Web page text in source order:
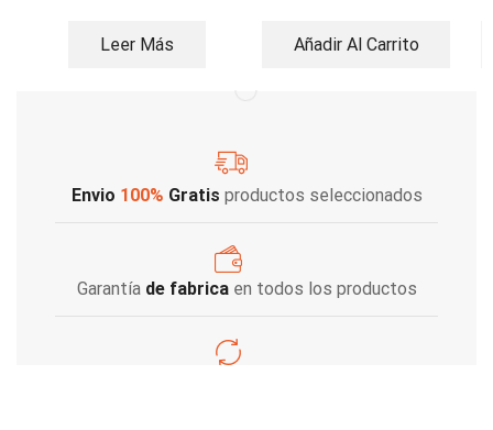
Leer Más Añadir Al Carrito
Envio 100% Gratis productos seleccionados
Garantía de fabricaen todos los productos